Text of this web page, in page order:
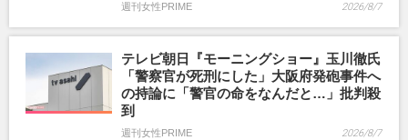
週刊女性PRIME 2026/8/7
テレビ朝日『モーニングショー』玉川徹氏
「警察官が死刑にした」大阪府発砲事件へ
の持論に「警官の命をなんだと…」批判殺
到
週刊女性PRIME 2026/8/7